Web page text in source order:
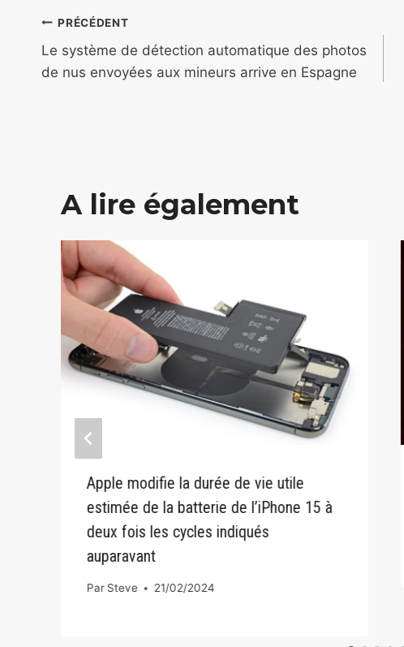
Navigation
de
l’article
PRÉCÉDENT
Le système de détection automatique des photos
de nus envoyées aux mineurs arrive en Espagne
A lire également
Apple modifie la durée de vie utile
estimée de la batterie de l’iPhone 15 à
deux fois les cycles indiqués
auparavant
ParSteve 21/02/2024